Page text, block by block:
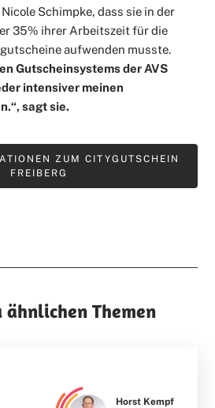
Schimpke, dass sie in der
35% ihrer Arbeitszeit für die
aufwenden musste.
Gutscheinsystems der AVS
intensiver meinen
sagt sie.
ZUM CITYGUTSCHEIN
FREIBERG
Themen
Horst Kempf